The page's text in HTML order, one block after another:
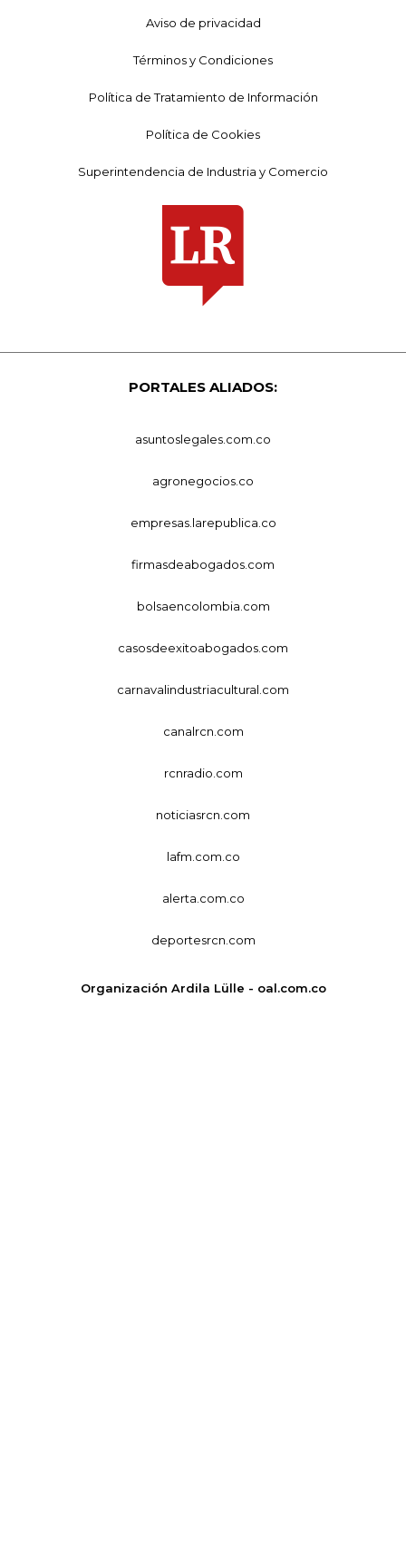
Aviso de privacidad
Términos y Condiciones
Política de Tratamiento de Información
Política de Cookies
Superintendencia de Industria y Comercio
PORTALES ALIADOS:
asuntoslegales.com.co
agronegocios.co
empresas.larepublica.co
firmasdeabogados.com
bolsaencolombia.com
casosdeexitoabogados.com
carnavalindustriacultural.com
canalrcn.com
rcnradio.com
noticiasrcn.com
lafm.com.co
alerta.com.co
deportesrcn.com
Organización Ardila Lülle - oal.com.co